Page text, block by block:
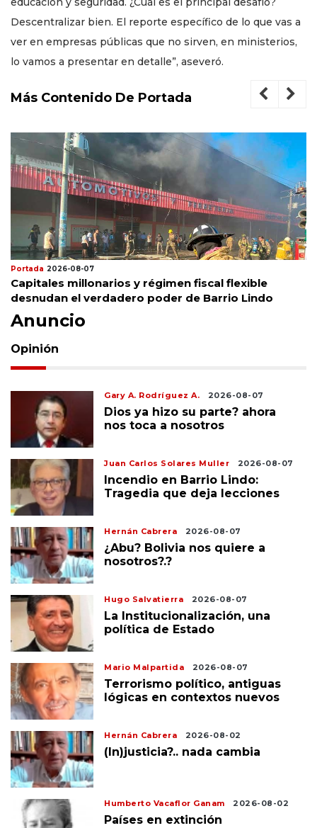
Descentralizar bien. El reporte específico de lo que vas a
ver en empresas públicas que no sirven, en ministerios,
lo vamos a presentar en detalle”, aseveró.
Más Contenido De Portada
Portada 2026-08-07
Capitales millonarios y régimen fiscal flexible
desnudan el verdadero poder de Barrio Lindo
Anuncio
Opinión
Gary A. Rodríguez A. 2026-08-07
Dios ya hizo su parte? ahora
nos toca a nosotros
Juan Carlos Solares Muller 2026-08-07
Incendio en Barrio Lindo:
Tragedia que deja lecciones
Hernán Cabrera 2026-08-07
¿Abu? Bolivia nos quiere a
nosotros?.?
Hugo Salvatierra 2026-08-07
La Institucionalización, una
política de Estado
Mario Malpartida 2026-08-07
Terrorismo político, antiguas
lógicas en contextos nuevos
Hernán Cabrera 2026-08-02
(In)justicia?.. nada cambia
Humberto Vacaflor Ganam 2026-08-02
Países en extinción